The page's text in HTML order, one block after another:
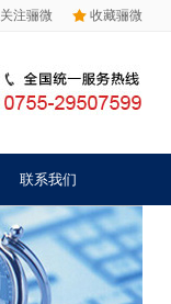
关注骊微 收藏骊微
联系我们